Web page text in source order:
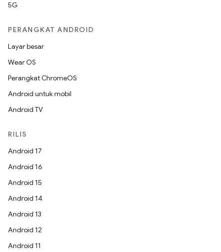
5G
PERANGKAT ANDROID
Layar besar
Wear OS
Perangkat ChromeOS
Android untuk mobil
Android TV
RILIS
Android 17
Android 16
Android 15
Android 14
Android 13
Android 12
Android 11